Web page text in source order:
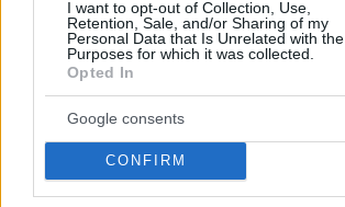
I want to opt-out of Collection, Use,
Retention, Sale, and/or Sharing of my
Personal Data that Is Unrelated with the
Purposes for which it was collected.
Opted In
Google consents
CONFIRM